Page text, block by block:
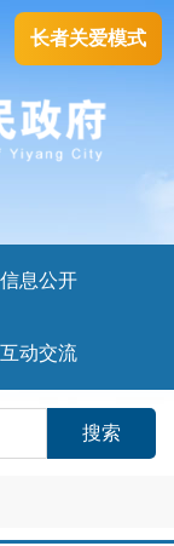
长者关爱模式
信息公开
互动交流
搜索